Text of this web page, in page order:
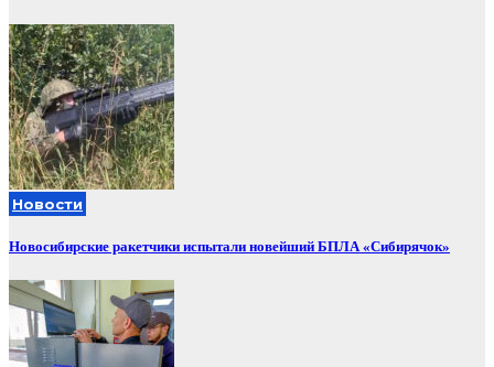
Новости
Новосибирские ракетчики испытали новейший БПЛА «Сибирячок»